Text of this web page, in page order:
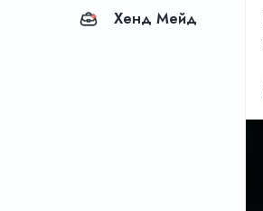
Хенд Мейд